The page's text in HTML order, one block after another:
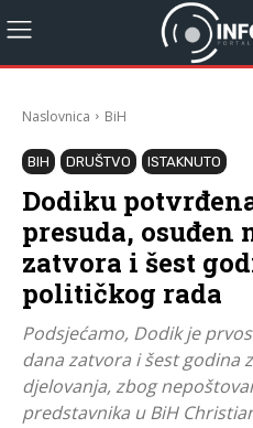
Naslovnica BiH
BIH DRUŠTVO ISTAKNUTO
Dodiku
presuda, osuđen
zatvora i šest
političkog rada
Podsjećamo, Dodik je
dana zatvora i šest godina
djelovanja, zbog
predstavnika u BiH